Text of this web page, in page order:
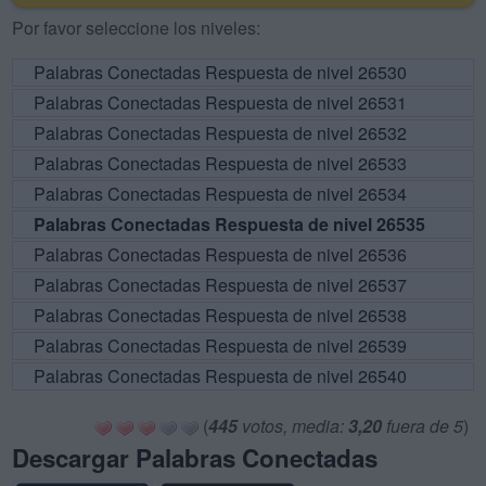
Por favor seleccione los niveles:
Palabras Conectadas Respuesta de nivel 26530
Palabras Conectadas Respuesta de nivel 26531
Palabras Conectadas Respuesta de nivel 26532
Palabras Conectadas Respuesta de nivel 26533
Palabras Conectadas Respuesta de nivel 26534
Palabras Conectadas Respuesta de nivel 26535
Palabras Conectadas Respuesta de nivel 26536
Palabras Conectadas Respuesta de nivel 26537
Palabras Conectadas Respuesta de nivel 26538
Palabras Conectadas Respuesta de nivel 26539
Palabras Conectadas Respuesta de nivel 26540
(445votos, media: 3,20 fuera de 5)
Descargar Palabras Conectadas